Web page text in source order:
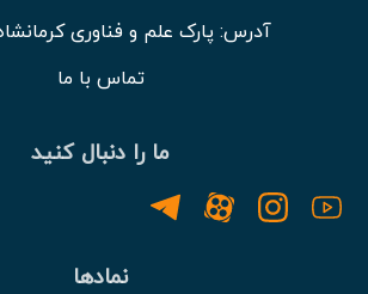
آدرس: پارک علم و فناوری
تماس با ما
ما را دنبال کنید
نمادها